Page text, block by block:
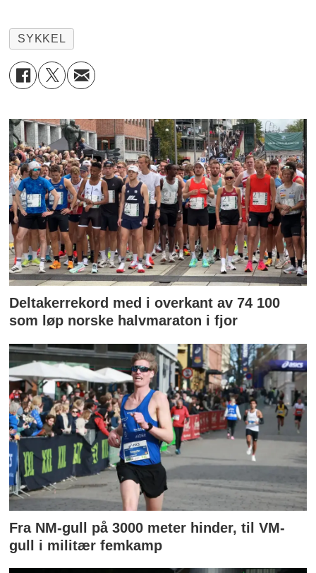
SYKKEL
Deltakerrekord med i overkant av 74 100
som løp norske halvmaraton i fjor
Fra NM-gull på 3000 meter hinder, til VM-
gull i militær femkamp